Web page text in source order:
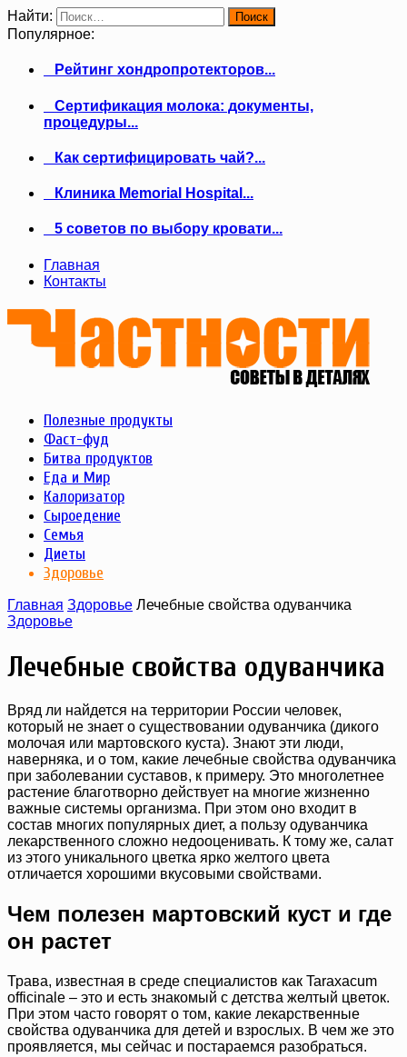
Найти:
Популярное:
Рейтинг хондропротекторов...
Сертификация молока: документы,
процедуры...
Как сертифицировать чай?...
Клиника Memorial Hospital...
5 советов по выбору кровати...
Главная
Контакты
Полезные продукты
Фаст-фуд
Битва продуктов
Еда и Мир
Калоризатор
Сыроедение
Семья
Диеты
Здоровье
Главная Здоровье Лечебные свойства одуванчика
Здоровье
Лечебные свойства одуванчика
Вряд ли найдется на территории России человек,
который не знает о существовании одуванчика (дикого
молочая или мартовского куста). Знают эти люди,
наверняка, и о том, какие лечебные свойства одуванчика
при заболевании суставов, к примеру. Это многолетнее
растение благотворно действует на многие жизненно
важные системы организма. При этом оно входит в
состав многих популярных диет, а пользу одуванчика
лекарственного сложно недооценивать. К тому же, салат
из этого уникального цветка ярко желтого цвета
отличается хорошими вкусовыми свойствами.
Чем полезен мартовский куст и где
он растет
Трава, известная в среде специалистов как Taraxacum
officinale – это и есть знакомый с детства желтый цветок.
При этом часто говорят о том, какие лекарственные
свойства одуванчика для детей и взрослых. В чем же это
проявляется, мы сейчас и постараемся разобраться.